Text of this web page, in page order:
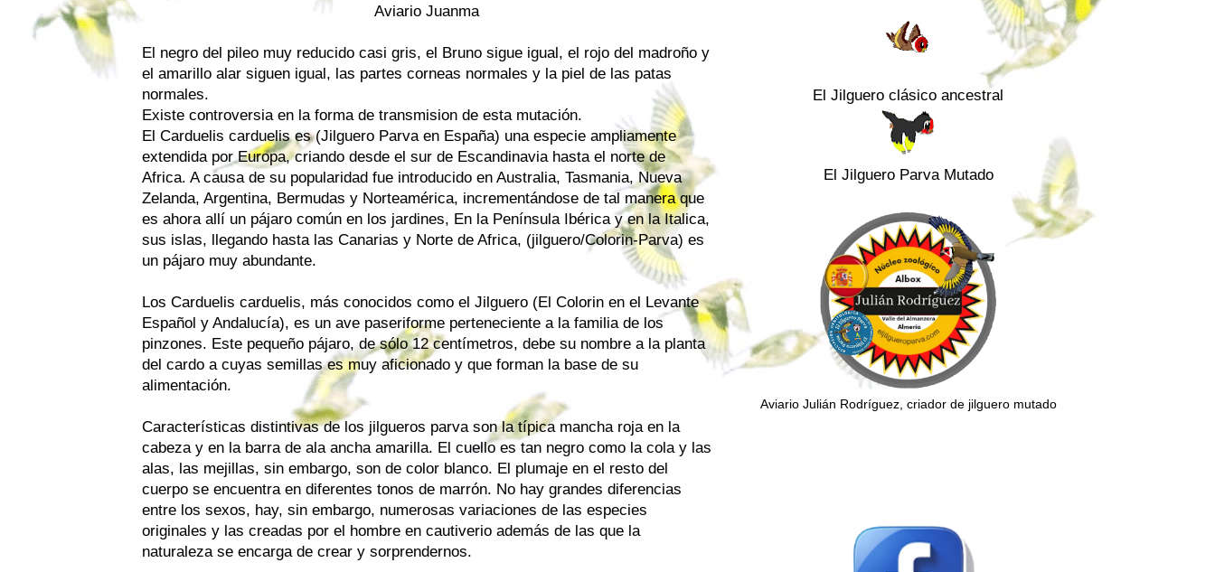
Aviario Juanma
El negro del pileo muy reducido casi gris, el Bruno sigue igual, el rojo del madroño y
el amarillo alar siguen igual, las partes corneas normales y la piel de las patas
normales.
Existe controversia en la forma de transmision de esta mutación.
El Carduelis carduelis es (Jilguero Parva en España) una especie ampliamente
extendida por Europa, criando desde el sur de Escandinavia hasta el norte de
Africa. A causa de su popularidad fue introducido en Australia, Tasmania, Nueva
Zelanda, Argentina, Bermudas y Norteamérica, incrementándose de tal manera que
es ahora allí un pájaro común en los jardines, En la Península Ibérica y en la Italica,
sus islas, llegando hasta las Canarias y Norte de Africa, (jilguero/Colorin-Parva) es
un pájaro muy abundante.
Los Carduelis carduelis, más conocidos como el Jilguero (El Colorin en el Levante
Español y Andalucía), es un ave paseriforme perteneciente a la familia de los
pinzones. Este pequeño pájaro, de sólo 12 centímetros, debe su nombre a la planta
del cardo a cuyas semillas es muy aficionado y que forman la base de su
alimentación.
Características distintivas de los jilgueros parva son la típica mancha roja en la
cabeza y en la barra de ala ancha amarilla. El cuello es tan negro como la cola y las
alas, las mejillas, sin embargo, son de color blanco. El plumaje en el resto del
cuerpo se encuentra en diferentes tonos de marrón. No hay grandes diferencias
entre los sexos, hay, sin embargo, numerosas variaciones de las especies
originales y las creadas por el hombre en cautiverio además de las que la
naturaleza se encarga de crear y sorprendernos.
El Jilguero clásico ancestral
El Jilguero Parva Mutado
Aviario Julián Rodríguez, criador de jilguero mutado